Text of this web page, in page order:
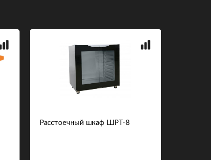
Расстоечный шкаф ШРТ-8